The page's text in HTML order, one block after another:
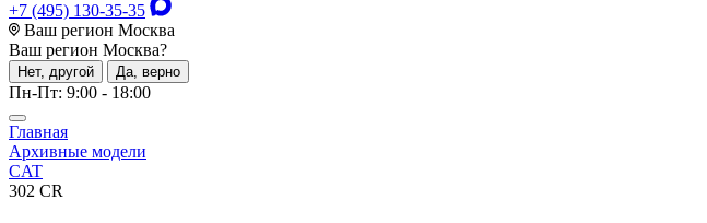
+7 (495) 130-35-35
Ваш регион Москва
Ваш регион Москва?
Нет, другой Да, верно
Пн-Пт: 9:00 - 18:00
Главная
Архивные модели
CAT
302 CR